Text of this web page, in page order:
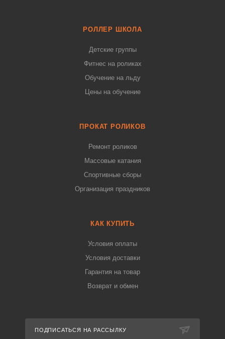
РОЛЛЕР ШКОЛА
Детские группы
Фитнес на роликах
Обучение на льду
Цены на обучение
ПРОКАТ РОЛИКОВ
Ремонт роликов
Массовые катания
Спортивные сборы
Организация праздников
КАК КУПИТЬ
Условия оплаты
Условия доставки
Гарантия на товар
Возврат и обмен
ПОДПИСАТЬСЯ НА РАССЫЛКУ